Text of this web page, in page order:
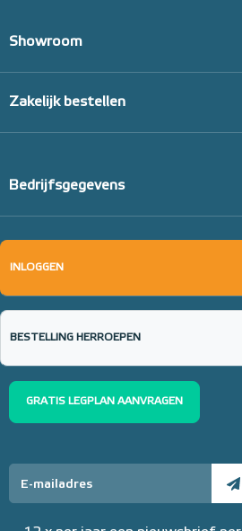
Showroom
Zakelijk bestellen
Bedrijfsgegevens
INLOGGEN
BESTELLING HERROEPEN
GRATIS LEGPLAN AANVRAGEN